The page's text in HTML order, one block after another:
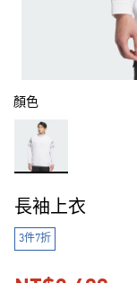
顏色
長袖上衣
3件7折